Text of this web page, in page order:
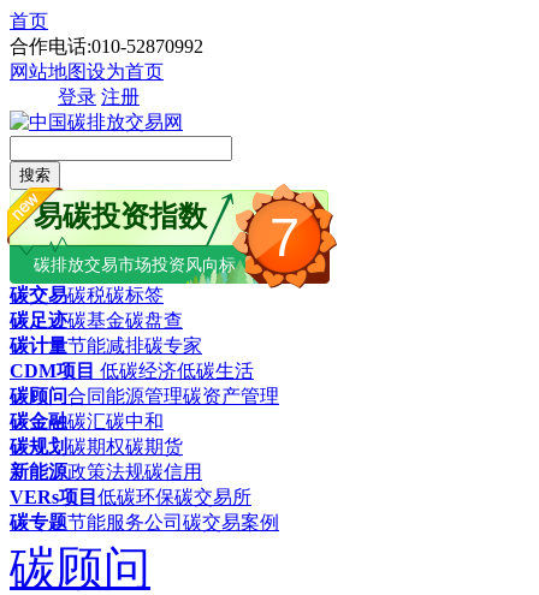
首页
合作电话:010-52870992
网站地图设为首页
登录 注册
搜索
7
易碳投资指数
碳排放交易市场投资风向标
碳交易碳税碳标签
碳足迹碳基金碳盘查
碳计量节能减排碳专家
CDM项目 低碳经济低碳生活
碳顾问合同能源管理碳资产管理
碳金融碳汇碳中和
碳规划碳期权碳期货
新能源政策法规碳信用
VERs项目 低碳环保碳交易所
碳专题节能服务公司 碳交易案例
碳顾问